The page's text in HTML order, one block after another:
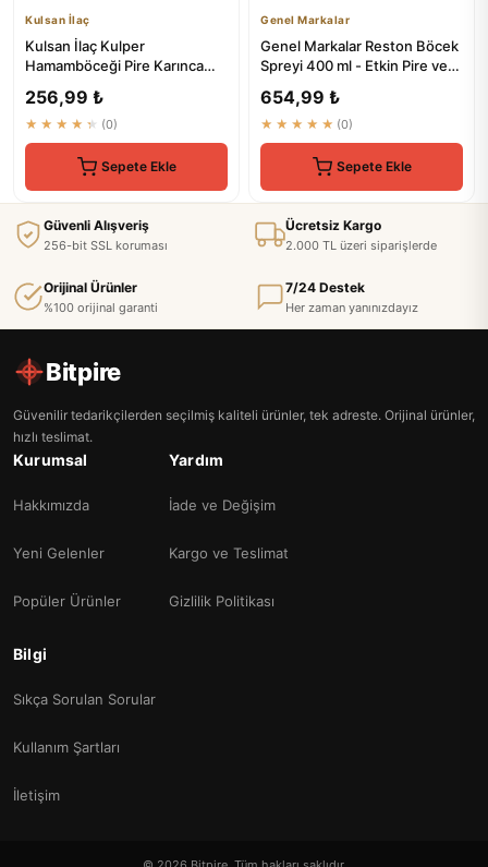
Kulsan İlaç
Kulsan İlaç Kulper
Hamamböceği Pire Karınca
500 Ml
256,99 ₺
★★★★★ (0)
Sepete Ekle
Genel Markalar
Genel Markalar Reston Böcek
Spreyi 400 ml - Etkin Pire ve
654,99 ₺
★★★★★ (0)
Sepete Ekle
Güvenli Alışveriş
256-bit SSL koruması
Ücretsiz Kargo
2.000 TL üzeri siparişlerde
Orijinal Ürünler
%100 orijinal garanti
7/24 Destek
Her zaman yanınızdayız
Bitpire
Güvenilir tedarikçilerden seçilmiş kaliteli ürünler, tek adreste. Orijinal ürünler,
hızlı teslimat.
Kurumsal
Hakkımızda
Yeni Gelenler
Popüler Ürünler
Yardım
İade ve Değişim
Kargo ve Teslimat
Gizlilik Politikası
Bilgi
Sıkça Sorulan Sorular
Kullanım Şartları
İletişim